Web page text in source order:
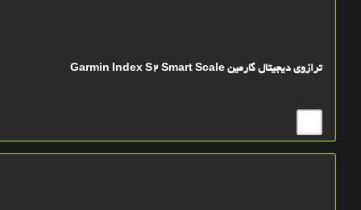
ترازوی دیجیتال گارمین Garmin Index S2 Smart Scale